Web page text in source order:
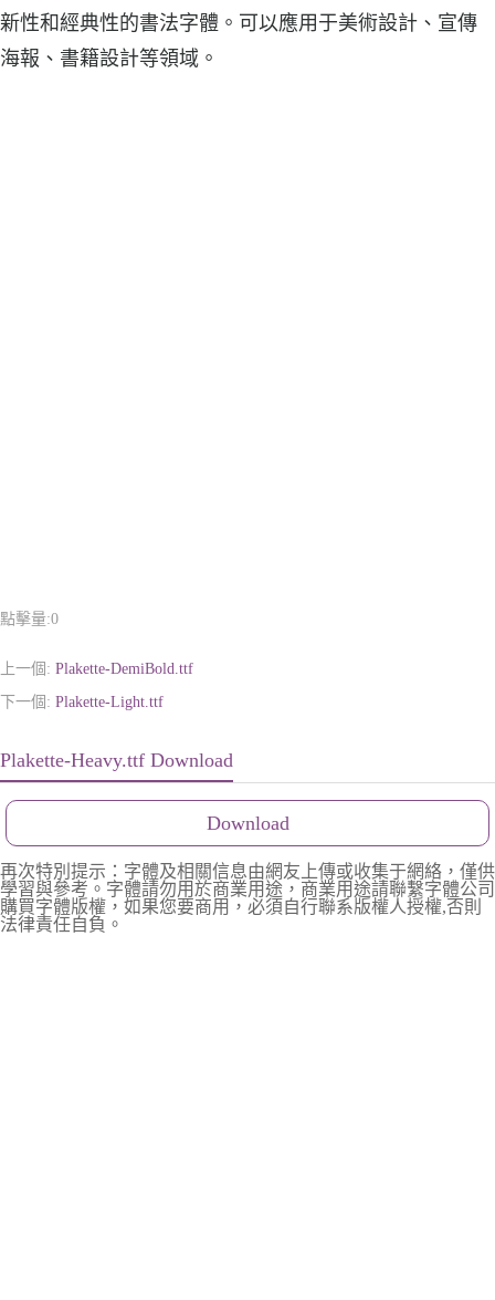
新性和經典性的書法字體。可以應用于美術設計、宣傳
海報、書籍設計等領域。
點擊量:0
上一個: Plakette-DemiBold.ttf
下一個: Plakette-Light.ttf
Plakette-Heavy.ttf Download
Download
再次特別提示：字體及相關信息由網友上傳或收集于網絡，僅供
學習與參考。字體請勿用於商業用途，商業用途請聯繫字體公司
購買字體版權，如果您要商用，必須自行聯系版權人授權,否則
法律責任自負。